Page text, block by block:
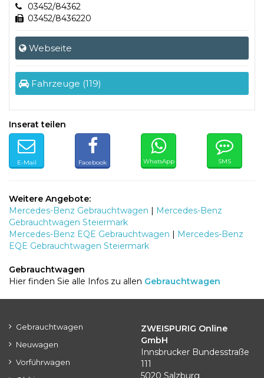
03452/84362
03452/8436220
Webseite
Fahrzeuge (119)
Inserat teilen
E-Mail Facebook WhatsApp SMS
Weitere Angebote:
Mercedes-Benz Gebrauchtwagen | Mercedes-Benz
Gebrauchtwagen Steiermark
Mercedes-Benz EQE Gebrauchtwagen | Mercedes-Benz
EQE Gebrauchtwagen Steiermark
Gebrauchtwagen
Hier finden Sie alle Infos zu allen Gebrauchtwagen
Gebrauchtwagen
Neuwagen
Vorführwagen
ZWEISPURIG Online
GmbH
Innsbrucker Bundesstraße
111
5020 Salzburg